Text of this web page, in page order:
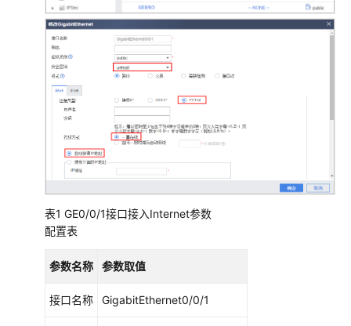
换
机
AP
组
网
场
景
防
+核
心
换
+接
表1 GE0/0/1接口接入Internet参数
配置表
参数名称 参数取值
接口名称 GigabitEthernet0/0/1